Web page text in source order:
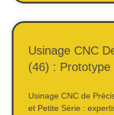
Usinage CNC
(46) :
Usinage CNC de
et Petite Série :